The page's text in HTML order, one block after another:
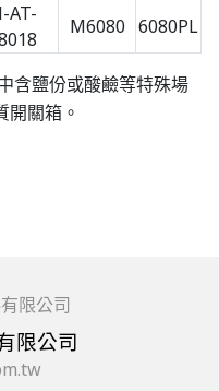
AT-
M6080 6080PL
含鹽份或酸鹼等特殊場
開關箱。
限公司